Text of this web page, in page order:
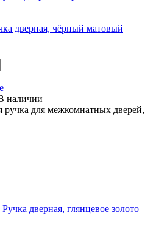
дверная, чёрный матовый
наличии
для межкомнатных дверей,